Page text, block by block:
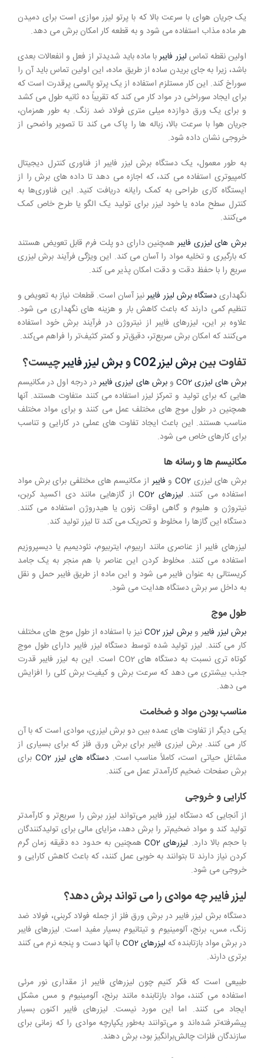
یک جریان هوای با سرعت بالا که با پرتو لیزر موازی است برای دمیدن
هر ماده مذاب استفاده می شود و به قطعه کار امکان برش می دهد.
اولین نقطه تماس لیزر فایبربا ماده باید شدیدتر از فعل و انفعالات بعدی
باشد، زیرا به جای بریدن ساده از طریق ماده، این اولین تماس باید آن را
سوراخ کند. این کار مستلزم استفاده از یک پرتو پالسی پرقدرت است که
برای ایجاد سوراخی در مواد کار می کند که تقریباً ده ثانیه طول می کشد
و برای یک ورق دوازده میلی متری فولاد ضد زنگ. به طور همزمان،
جریان هوا با سرعت بالا، زباله ها را پاک می کند تا تصویر واضحی از
خروجی نشان داده شود.
به طور معمول، یک دستگاه برش لیزر فایبر از فناوری کنترل دیجیتال
کامپیوتری استفاده می کند، که اجازه می دهد تا داده های برش را از
ایستگاه کاری طراحی به کمک رایانه دریافت کنید. این فناوری‌ها به
کنترل سطح ماده یا خود لیزر برای تولید یک الگو یا طرح خاص کمک
می‌کنند.
برش های لیزری فایبرهمچنین دارای دو پلت فرم قابل تعویض هستند
که بارگیری و تخلیه مواد را آسان می کند. این ویژگی فرآیند برش لیزری
سریع را با حفظ دقت و دقت امکان پذیر می کند.
نگهداریدستگاه برش لیزر فایبرنیز آسان است. قطعات نیاز به تعویض و
تنظیم کمی دارند که باعث کاهش بار و هزینه های نگهداری می شود.
علاوه بر این، لیزرهای فایبر از نیتروژن در فرآیند برش خود استفاده
می‌کنند که امکان برش سریع‌تر، دقیق‌تر و کمتر کثیف‌تر را فراهم می‌کند.
تفاوت بین برش لیزر CO2 وبرش لیزر فایبرچیست؟
برش های لیزری CO2 وبرش های لیزری فایبردر درجه اول در مکانیسم
هایی که برای تولید و تمرکز لیزر استفاده می کنند متفاوت هستند. آنها
همچنین در طول موج های مختلف عمل می کنند و برای مواد مختلف
مناسب هستند. این باعث ایجاد تفاوت های عملی در کارایی و تناسب
برای کارهای خاص می شود.
مکانیسم ها و رسانه ها
برش های لیزری CO2و فایبر از مکانیسم های مختلفی برای برش مواد
استفاده می کنند. لیزرهای CO2
از گازهایی مانند دی اکسید کربن،
نیتروژن و هلیوم و گاهی اوقات زنون یا هیدروژن استفاده می کنند.
دستگاه این گازها را مخلوط و تحریک می کند تا لیزر تولید کند.
لیزرهای فایبر از عناصری مانند اربیوم، ایتربیوم، نئودیمیم یا دیسپروزیم
استفاده می کنند. مخلوط کردن این عناصر با هم منجر به یک جامد
کریستالی به عنوان فایبر می شود و این ماده از طریق فایبر حمل و نقل
به داخل سر برش دستگاه هدایت می شود.
طول موج
برش لیزر فایبر وبرش لیزر CO2
نیز با استفاده از طول موج های مختلف
کار می کنند. لیزر تولید شده توسط دستگاه لیزر فایبر دارای طول موج
کوتاه تری نسبت به دستگاه های CO2 است. این به لیزر فایبر قدرت
جذب بیشتری می دهد که سرعت برش و کیفیت برش کلی را افزایش
می دهد.
مناسب بودن مواد و ضخامت
یکی دیگر از تفاوت های عمده بین دو برش لیزری، موادی است که با آن
کار می کنند. برش لیزری فایبر برای برش ورق فلز که برای بسیاری از
مشاغل حیاتی است، کاملاً مناسب است. دستگاه های لیزر CO2
برای
برش صفحات ضخیم کارآمدتر عمل می کنند.
کارایی و خروجی
از آنجایی که دستگاه لیزر فایبر می‌تواند لیزر برش را سریع‌تر و کارآمدتر
تولید کند و مواد ضخیم‌تر را برش دهد، مزایای مالی برای تولیدکنندگان
با حجم بالا دارد. لیزرهای CO2
همچنین به حدود ده دقیقه زمان گرم
کردن نیاز دارند تا بتوانند به خوبی عمل کنند، که باعث کاهش کارایی و
خروجی می شود.
لیزر فایبر چه موادی را می تواند برش دهد؟
دستگاه برش لیزر فایبر در برش ورق فلز از جمله فولاد کربنی، فولاد ضد
زنگ، مس، برنج، آلومینیوم و تیتانیوم بسیار مفید است. لیزرهای فایبر
در برش مواد بازتابنده که لیزرهای CO2
با آنها دست و پنجه نرم می کنند
برتری دارند.
طبیعی است که فکر کنیم چون لیزرهای فایبر از مقداری نور مرئی
استفاده می کنند، مواد بازتابنده مانند برنج، آلومینیوم و مس مشکل
ایجاد می کنند. اما این مورد نیست. لیزرهای فایبر اکنون بسیار
پیشرفته‌تر شده‌اند و می‌توانند به‌طور یکپارچه موادی را که زمانی برای
سازندگان فلزات چالش‌برانگیز بود، برش دهند.